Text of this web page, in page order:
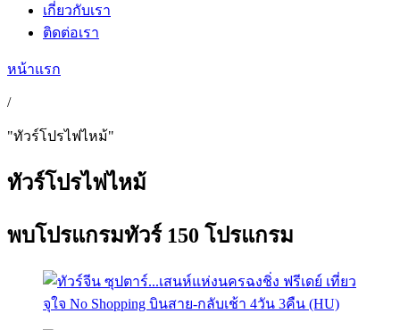
เกี่ยวกับเรา
ติดต่อเรา
หน้าแรก
/
"ทัวร์โปรไฟไหม้"
ทัวร์โปรไฟไหม้
พบโปรแกรมทัวร์ 150 โปรแกรม